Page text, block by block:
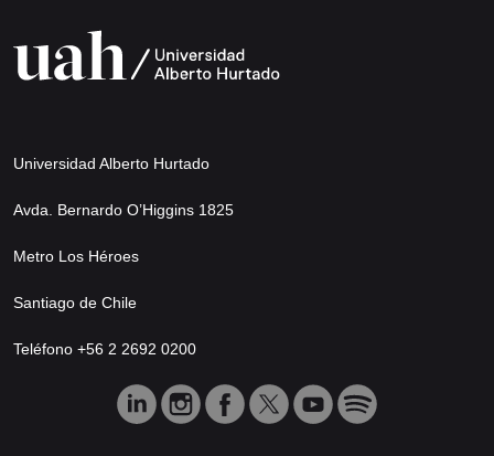
Universidad Alberto Hurtado
Avda. Bernardo O’Higgins 1825
Metro Los Héroes
Santiago de Chile
Teléfono +56 2 2692 0200